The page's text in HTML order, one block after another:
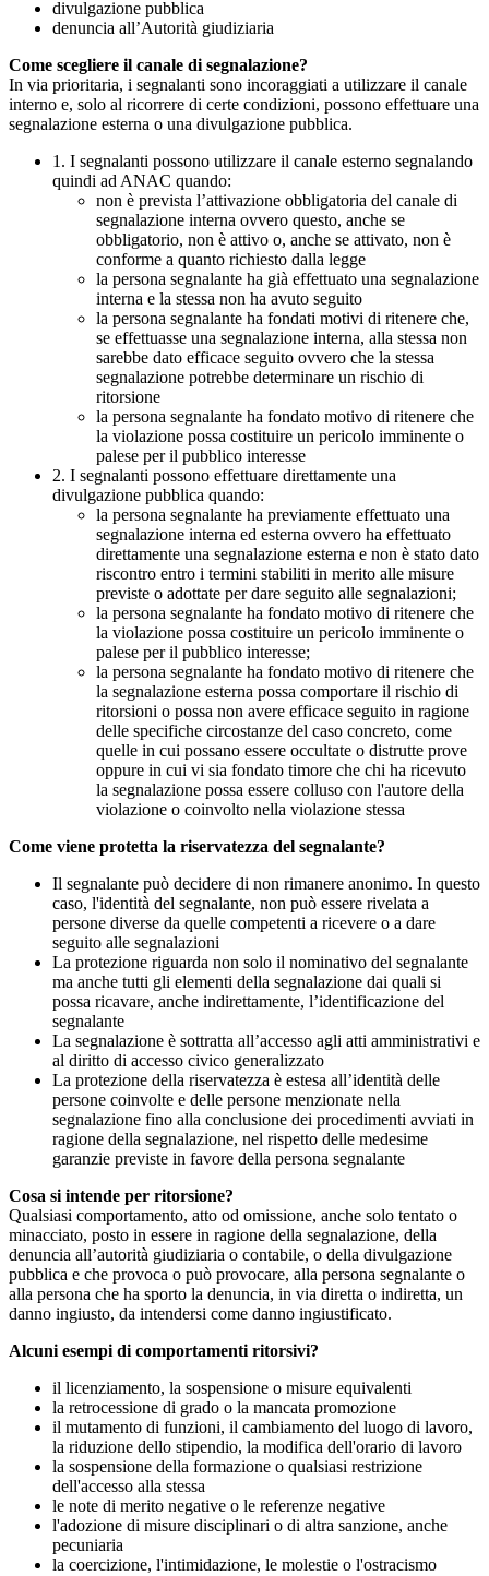
divulgazione pubblica
denuncia all’Autorità giudiziaria
Come scegliere il canale di segnalazione?
In via prioritaria, i segnalanti sono incoraggiati a utilizzare il canale
interno e, solo al ricorrere di certe condizioni, possono effettuare una
segnalazione esterna o una divulgazione pubblica.
1. I segnalanti possono utilizzare il canale esterno segnalando
quindi ad ANAC quando:
non è prevista l’attivazione obbligatoria del canale di
segnalazione interna ovvero questo, anche se
obbligatorio, non è attivo o, anche se attivato, non è
conforme a quanto richiesto dalla legge
la persona segnalante ha già effettuato una segnalazione
interna e la stessa non ha avuto seguito
la persona segnalante ha fondati motivi di ritenere che,
se effettuasse una segnalazione interna, alla stessa non
sarebbe dato efficace seguito ovvero che la stessa
segnalazione potrebbe determinare un rischio di
ritorsione
la persona segnalante ha fondato motivo di ritenere che
la violazione possa costituire un pericolo imminente o
palese per il pubblico interesse
2. I segnalanti possono effettuare direttamente una
divulgazione pubblica quando:
la persona segnalante ha previamente effettuato una
segnalazione interna ed esterna ovvero ha effettuato
direttamente una segnalazione esterna e non è stato dato
riscontro entro i termini stabiliti in merito alle misure
previste o adottate per dare seguito alle segnalazioni;
la persona segnalante ha fondato motivo di ritenere che
la violazione possa costituire un pericolo imminente o
palese per il pubblico interesse;
la persona segnalante ha fondato motivo di ritenere che
la segnalazione esterna possa comportare il rischio di
ritorsioni o possa non avere efficace seguito in ragione
delle specifiche circostanze del caso concreto, come
quelle in cui possano essere occultate o distrutte prove
oppure in cui vi sia fondato timore che chi ha ricevuto
la segnalazione possa essere colluso con l'autore della
violazione o coinvolto nella violazione stessa
Come viene protetta la riservatezza del segnalante?
Il segnalante può decidere di non rimanere anonimo. In questo
caso, l'identità del segnalante, non può essere rivelata a
persone diverse da quelle competenti a ricevere o a dare
seguito alle segnalazioni
La protezione riguarda non solo il nominativo del segnalante
ma anche tutti gli elementi della segnalazione dai quali si
possa ricavare, anche indirettamente, l’identificazione del
segnalante
La segnalazione è sottratta all’accesso agli atti amministrativi e
al diritto di accesso civico generalizzato
La protezione della riservatezza è estesa all’identità delle
persone coinvolte e delle persone menzionate nella
segnalazione fino alla conclusione dei procedimenti avviati in
ragione della segnalazione, nel rispetto delle medesime
garanzie previste in favore della persona segnalante
Cosa si intende per ritorsione?
Qualsiasi comportamento, atto od omissione, anche solo tentato o
minacciato, posto in essere in ragione della segnalazione, della
denuncia all’autorità giudiziaria o contabile, o della divulgazione
pubblica e che provoca o può provocare, alla persona segnalante o
alla persona che ha sporto la denuncia, in via diretta o indiretta, un
danno ingiusto, da intendersi come danno ingiustificato.
Alcuni esempi di comportamenti ritorsivi?
il licenziamento, la sospensione o misure equivalenti
la retrocessione di grado o la mancata promozione
il mutamento di funzioni, il cambiamento del luogo di lavoro,
la riduzione dello stipendio, la modifica dell'orario di lavoro
la sospensione della formazione o qualsiasi restrizione
dell'accesso alla stessa
le note di merito negative o le referenze negative
l'adozione di misure disciplinari o di altra sanzione, anche
pecuniaria
la coercizione, l'intimidazione, le molestie o l'ostracismo